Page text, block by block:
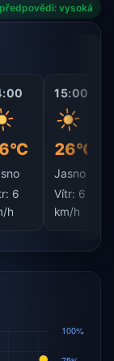
vysoká
6
h
15:00
26°C
Jasno
Vítr: 6
km/h